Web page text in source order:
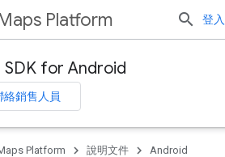
Platform 登入
SDK for Android
絡銷售人員
Platform 說明文件
Android